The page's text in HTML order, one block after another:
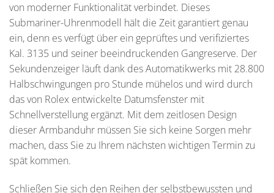
von moderner Funktionalität verbindet. Dieses
Submariner-Uhrenmodell hält die Zeit garantiert genau
ein, denn es verfügt über ein geprüftes und verifiziertes
Kal. 3135 und seiner beeindruckenden Gangreserve. Der
Sekundenzeiger läuft dank des Automatikwerks mit 28.800
Halbschwingungen pro Stunde mühelos und wird durch
das von Rolex entwickelte Datumsfenster mit
Schnellverstellung ergänzt. Mit dem zeitlosen Design
dieser Armbanduhr müssen Sie sich keine Sorgen mehr
machen, dass Sie zu Ihrem nächsten wichtigen Termin zu
spät kommen.
Schließen Sie sich den Reihen der selbstbewussten und